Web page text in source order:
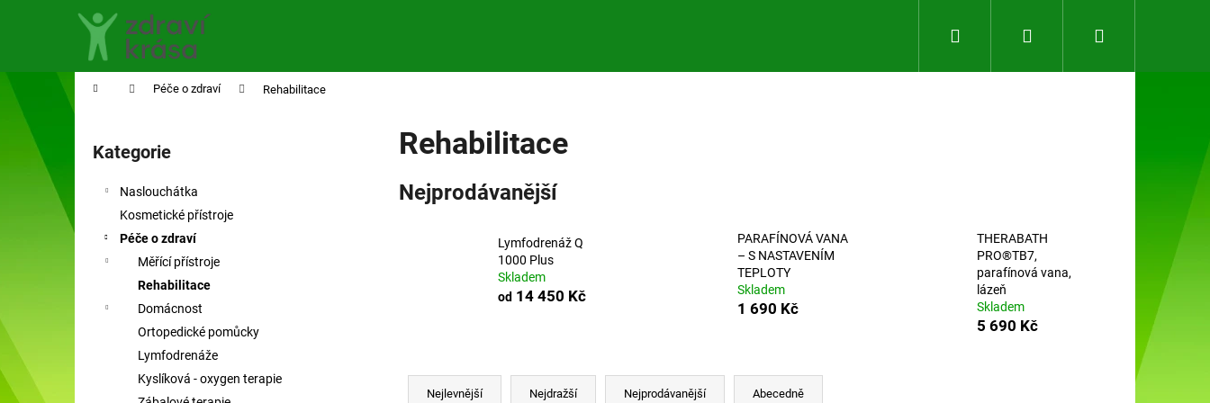
Přihlášení
Domů Péče o zdraví Rehabilitace
P
a
Přeskočit
kategorie
Kategorie
Naslouchátka
Kosmetické přístroje
Péče o zdraví
Měřící přístroje
Rehabilitace
Domácnost
Ortopedické pomůcky
Lymfodrenáže
Kyslíková - oxygen terapie
Rehabilitace
Nejprodávanější
Lymfodrenáž Q
1000 Plus
Skladem
od 14 450 Kč
PARAFÍNOVÁ VANA
– S NASTAVENÍM
TEPLOTY
Skladem
1 690 Kč
THERABATH
PRO®TB7,
parafínová vana,
lázeň
Skladem
5 690 Kč
Ř
Nejlevnější Nejdražší Nejprodávanější Abecedně
Zpět
do
obchodu
Zpět
do
obchodu
Doporučujeme